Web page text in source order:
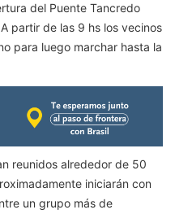
del Puente Tancredo
partir de las 9 hs los vecinos
para luego marchar hasta la
reunidos alrededor de 50
iniciarán con
un grupo más de